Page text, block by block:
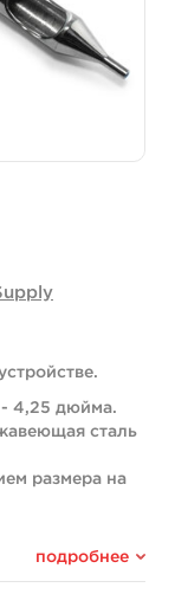
- 4,25 дюйма.
сталь
размера на
подробнее